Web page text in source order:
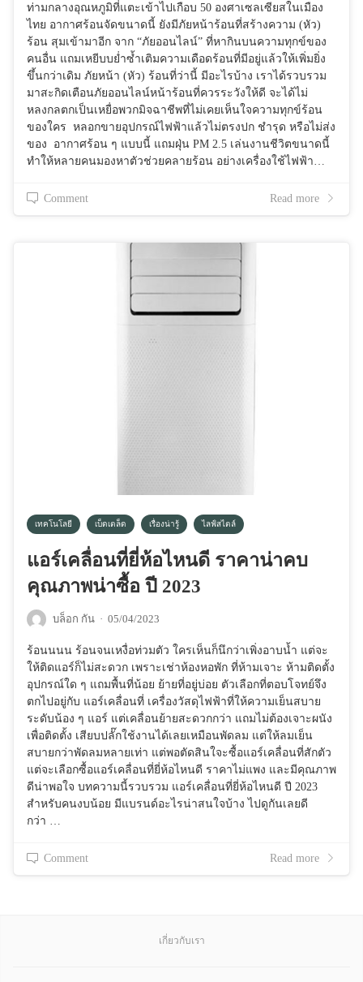
ท่ามกลางอุณหภูมิที่แตะเข้าไปเกือบ 50 องศาเซลเซียสในเมือง
ไทย อากาศร้อนจัดขนาดนี้ ยังมีภัยหน้าร้อนที่สร้างความ (หัว)
ร้อน สุมเข้ามาอีก จาก “ภัยออนไลน์” ที่หากินบนความทุกข์ของ
คนอื่น แถมเหยีบบย่ำซ้ำเติมความเดือดร้อนที่มีอยู่แล้วให้เพิ่มยิ่ง
ขึ้นกว่าเดิม ภัยหน้า (หัว) ร้อนที่ว่านี้ มีอะไรบ้าง เราได้รวบรวม
มาสะกิดเตือนภัยออนไลน์หน้าร้อนที่ควรระวังให้ดี จะได้ไม่
หลงกลตกเป็นเหยื่อพวกมิจฉาชีพที่ไม่เคยเห็นใจความทุกข์ร้อน
ของใคร หลอกขายอุปกรณ์ไฟฟ้าแล้วไม่ตรงปก ชำรุด หรือไม่ส่ง
ของ อากาศร้อน ๆ แบบนี้ แถมฝุ่น PM 2.5 เล่นงานชีวิตขนาดนี้
ทำให้หลายคนมองหาตัวช่วยคลายร้อน อย่างเครื่องใช้ไฟฟ้า…
Comment Read more
เทคโนโลยี เบ็ดเตล็ด เรื่องน่ารู้ ไลฟ์สไตล์
แอร์เคลื่อนที่ยี่ห้อไหนดี ราคาน่าคบ
คุณภาพน่าซื้อ ปี 2023
บล็อก กัน · 05/04/2023
ร้อนนนน ร้อนจนเหงื่อท่วมตัว ใครเห็นก็นึกว่าเพิ่งอาบน้ำ แต่จะ
ให้ติดแอร์ก็ไม่สะดวก เพราะเช่าห้องหอพัก ที่ห้ามเจาะ ห้ามติดตั้ง
อุปกรณ์ใด ๆ แถมพื้นที่น้อย ย้ายที่อยู่บ่อย ตัวเลือกที่ตอบโจทย์จึง
ตกไปอยู่กับ แอร์เคลื่อนที่ เครื่องวัสดุไฟฟ้าที่ให้ความเย็นสบาย
ระดับน้อง ๆ แอร์ แต่เคลื่อนย้ายสะดวกกว่า แถมไม่ต้องเจาะผนัง
เพื่อติดตั้ง เสียบปลั๊กใช้งานได้เลยเหมือนพัดลม แต่ให้ลมเย็น
สบายกว่าพัดลมหลายเท่า แต่พอตัดสินใจะซื้อแอร์เคลื่อนที่สักตัว
แต่จะเลือกซื้อแอร์เคลื่อนที่ยี่ห้อไหนดี ราคาไม่แพง และมีคุณภาพ
ดีน่าพอใจ บทความนี้รวบรวม แอร์เคลื่อนที่ยี่ห้อไหนดี ปี 2023
สำหรับคนงบน้อย มีแบรนด์อะไรน่าสนใจบ้าง ไปดูกันเลยดี
กว่า …
Comment Read more
เกี่ยวกับเรา